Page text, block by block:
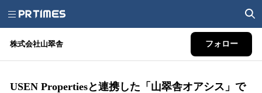
株式会社山翠舎 フォロー
USEN Propertiesと連携した「山翠舎オアシス」で